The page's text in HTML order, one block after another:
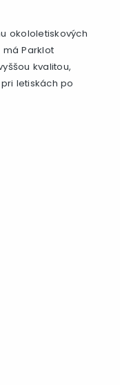
okololetiskových
Parklot
kvalitou,
letiskách po